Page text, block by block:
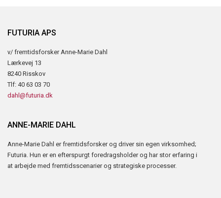
FUTURIA APS
v/ fremtidsforsker Anne-Marie Dahl
Lærkevej 13
8240 Risskov
Tlf: 40 63 03 70
dahl@futuria.dk
ANNE-MARIE DAHL
Anne-Marie Dahl er fremtidsforsker og driver sin egen virksomhed;
Futuria. Hun er en efterspurgt foredragsholder og har stor erfaring i
at arbejde med fremtidsscenarier og strategiske processer.